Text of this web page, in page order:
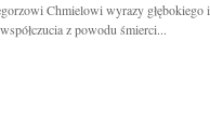
Chmielowi wyrazy głębokiego i
z powodu śmierci...